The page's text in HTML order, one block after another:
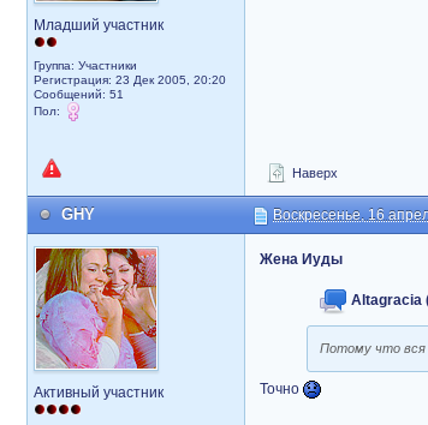
Младший участник
Группа: Участники
Регистрация: 23 Дек 2005, 20:20
Сообщений: 51
Пол:
Наверх
GHY Воскресенье, 16
Активный участник
Жена Иуды
Altagracia
Потому что вся
Точно